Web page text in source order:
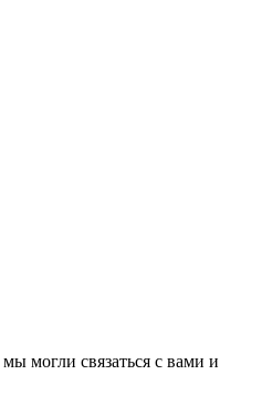
могли связаться с вами и